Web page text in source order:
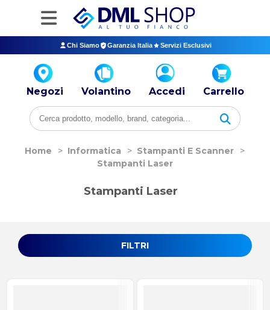
Chi Siamo Garanzia Italia Servizi Esclusivi
Negozi Volantino Accedi Carrello
Home > Informatica > Stampanti E Scanner
>
Stampanti Laser
FILTRI
Stampanti Laser